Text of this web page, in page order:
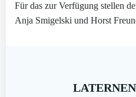
Für das zur Verfügung stellen
Anja Smigelski und Horst